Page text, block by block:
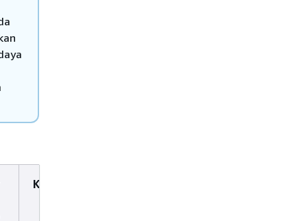
Kunci syarat